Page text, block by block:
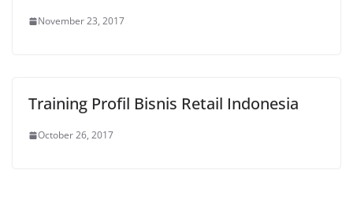
November 23, 2017
Training Profil Bisnis Retail Indonesia
October 26, 2017